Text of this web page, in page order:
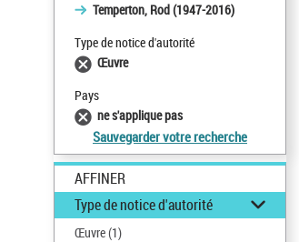
Temperton, Rod (1947-2016)
Type de notice d'autorité
Œuvre
Pays
ne s'applique pas
Sauvegarder votre recherche
AFFINER
Type de notice d'autorité
Œuvre(1)